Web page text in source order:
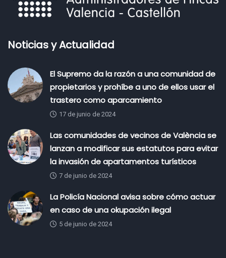
Noticias y Actualidad
El Supremo da la razón a una comunidad de
propietarios y prohíbe a uno de ellos usar el
trastero como aparcamiento
17 de junio de 2024
Las comunidades de vecinos de València se
lanzan a modificar sus estatutos para evitar
la invasión de apartamentos turísticos
7 de junio de 2024
La Policía Nacional avisa sobre cómo actuar
en caso de una okupación ilegal
5 de junio de 2024